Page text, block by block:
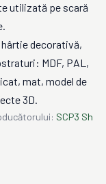
utilizată pe scară
decorativă,
MDF, PAL,
mat, model de
3D.
SCP3 Sh